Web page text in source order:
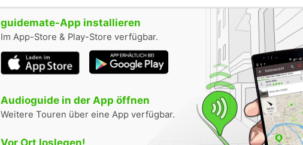
guidemate-App installieren
Im App-Store & Play-Store verfügbar.
Audioguide in der App öffnen
Weitere Touren über eine App verfügbar.